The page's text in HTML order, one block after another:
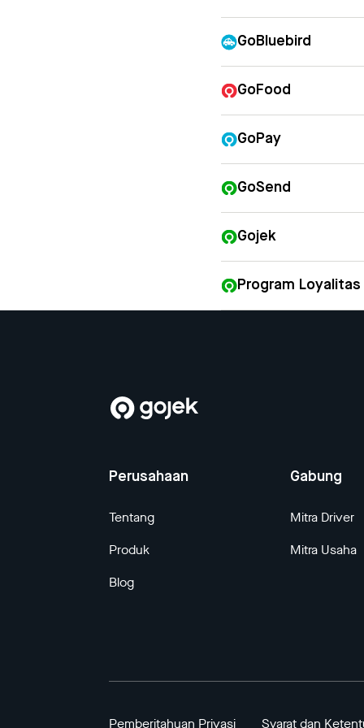
GoBluebird
GoFood
GoPay
GoSend
Gojek
Program Loyalitas
Perusahaan
Tentang
Produk
Blog
Gabung
Mitra Driver
Mitra Usaha
Pemberitahuan Privasi Syarat dan